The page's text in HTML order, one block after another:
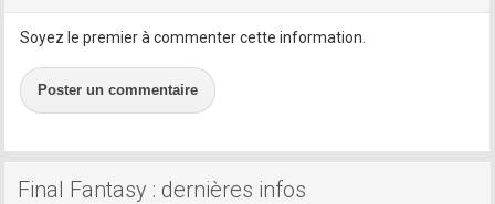
Soyez le premier à commenter cette information.
Poster un commentaire
Final Fantasy : dernières infos